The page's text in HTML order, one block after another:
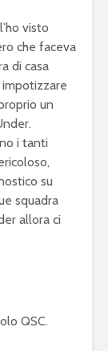
visto
che faceva
di casa
un
i tanti
su
squadra
allora ci
QSC.